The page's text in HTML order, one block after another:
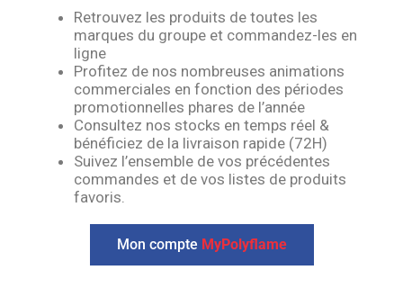
Retrouvez les produits de toutes les
marques du groupe et commandez-les en
ligne
Profitez de nos nombreuses animations
commerciales en fonction des périodes
promotionnelles phares de l’année
Consultez nos stocks en temps réel &
bénéficiez de la livraison rapide (72H)
Suivez l’ensemble de vos précédentes
commandes et de vos listes de produits
favoris.
Mon compte MyPolyflame